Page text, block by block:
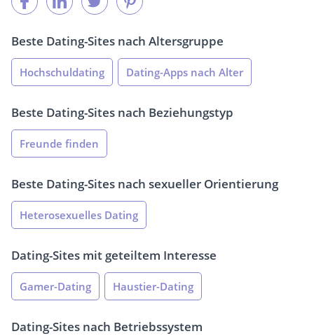
Beste Dating-Sites nach Altersgruppe
Hochschuldating Dating-Apps nach Alter
Beste Dating-Sites nach Beziehungstyp
Freunde finden
Beste Dating-Sites nach sexueller Orientierung
Heterosexuelles Dating
Dating-Sites mit geteiltem Interesse
Gamer-Dating Haustier-Dating
Dating-Sites nach Betriebssystem